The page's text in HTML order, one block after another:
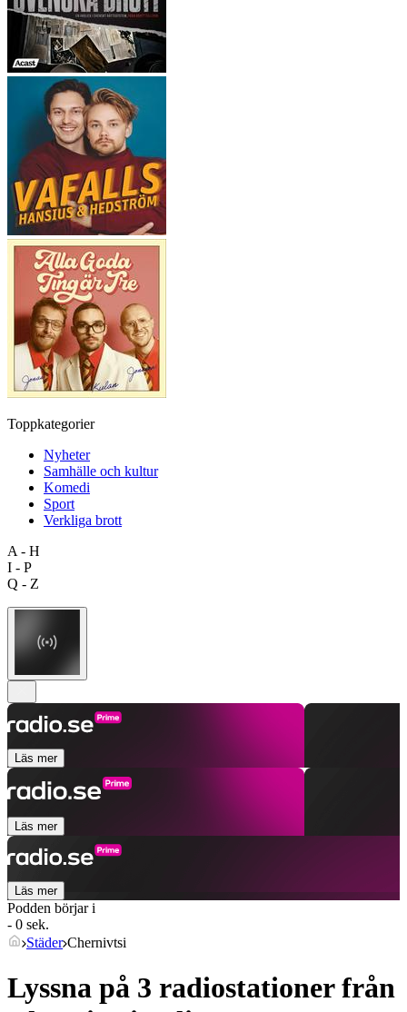
Toppkategorier
Nyheter
Samhälle och kultur
Komedi
Sport
Verkliga brott
A - H
I - P
Q - Z
Läs mer
Läs mer
Läs mer
Podden börjar i
- 0 sek.
Städer Chernivtsi
Lyssna på 3 radiostationer från